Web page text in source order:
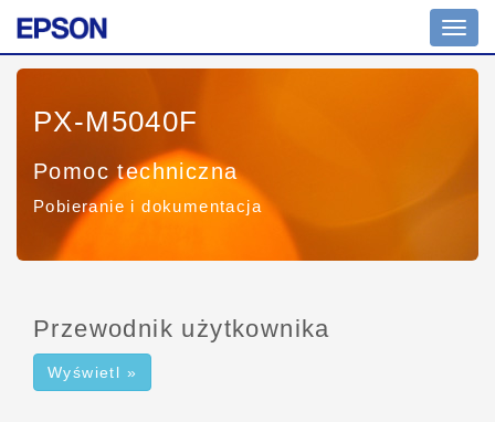
PX-M5040F
Pomoc techniczna
Pobieranie i dokumentacja
Przewodnik użytkownika
Wyświetl »